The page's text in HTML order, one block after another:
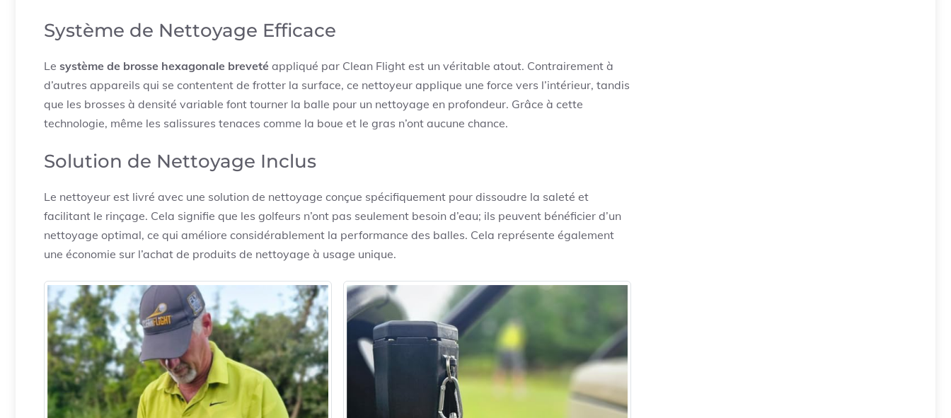
Système de Nettoyage Efficace
Le système de brosse hexagonale breveté appliqué par Clean Flight est un véritable atout. Contrairement à
d’autres appareils qui se contentent de frotter la surface, ce nettoyeur applique une force vers l’intérieur, tandis
que les brosses à densité variable font tourner la balle pour un nettoyage en profondeur. Grâce à cette
technologie, même les salissures tenaces comme la boue et le gras n’ont aucune chance.
Solution de Nettoyage Inclus
Le nettoyeur est livré avec une solution de nettoyage conçue spécifiquement pour dissoudre la saleté et
facilitant le rinçage. Cela signifie que les golfeurs n’ont pas seulement besoin d’eau; ils peuvent bénéficier d’un
nettoyage optimal, ce qui améliore considérablement la performance des balles. Cela représente également
une économie sur l’achat de produits de nettoyage à usage unique.